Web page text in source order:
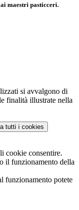
maestri pasticceri.
si avvalgono di
finalità illustrate nella
tutti i cookies
cookie consentire.
il funzionamento della
funzionamento potete